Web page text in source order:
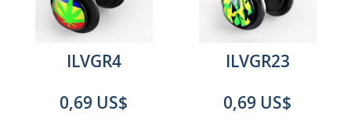
ILVGR4
0,69 US$
ILVGR23
0,69 US$